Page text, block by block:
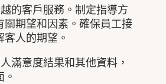
的客戶服務。制定指導方
關期望和因素。確保員工接
人的期望。
滿意度結果和其他資料，